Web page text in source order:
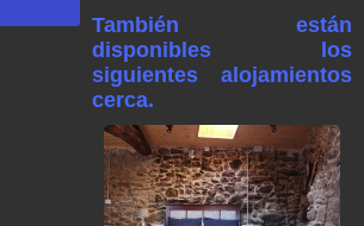
También están
disponibles los
siguientes alojamientos
cerca.